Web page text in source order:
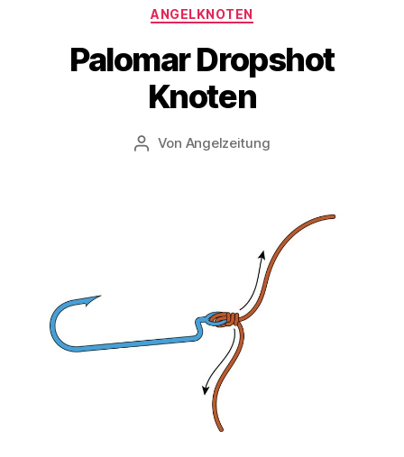
Kategorien
ANGELKNOTEN
Palomar Dropshot
Knoten
Beitragsautor
Von Angelzeitung